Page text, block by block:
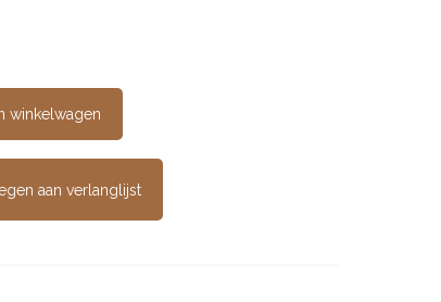
winkelwagen
aan verlanglijst